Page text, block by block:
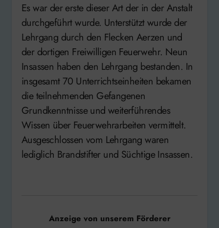
Es war der erste dieser Art der in der Anstalt
durchgeführt wurde. Unterstützt wurde der
Lehrgang durch den Flecken Aerzen und
der dortigen Freiwilligen Feuerwehr. Neun
Insassen haben den Lehrgang bestanden. In
insgesamt 70 Unterrichtseinheiten bekamen
die teilnehmenden Gefangenen
Grundkenntnisse und weiterführendes
Wissen über Feuerwehrarbeiten vermittelt.
Ausgeschlossen vom Lehrgang waren
lediglich Brandstifter und Süchtige Insassen.
Anzeige von unserem Förderer